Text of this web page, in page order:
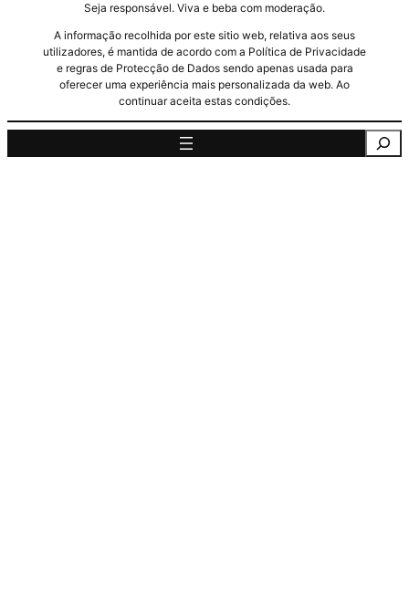
Seja responsável. Viva e beba com moderação.
A informação recolhida por este sitio web, relativa aos seus
utilizadores, é mantida de acordo com a Política de Privacidade
e regras de Protecção de Dados sendo apenas usada para
oferecer uma experiência mais personalizada da web. Ao
continuar aceita estas condições.